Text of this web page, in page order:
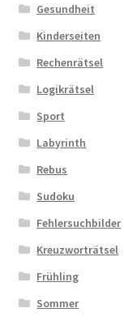
Gesundheit
Kinderseiten
Rechenrätsel
Logikrätsel
Sport
Labyrinth
Rebus
Sudoku
Fehlersuchbilder
Kreuzworträtsel
Frühling
Sommer